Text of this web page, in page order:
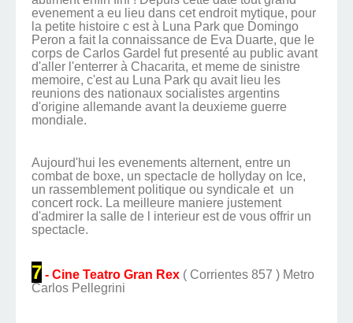
evenement a eu lieu dans cet endroit mytique, pour
la petite histoire c est à Luna Park que Domingo
Peron a fait la connaissance de Eva Duarte, que le
corps de Carlos Gardel fut presenté au public avant
d'aller l'enterrer à Chacarita, et meme de sinistre
memoire, c'est au Luna Park qu avait lieu les
reunions des nationaux socialistes argentins
d'origine allemande avant la deuxieme guerre
mondiale.
Aujourd'hui les evenements alternent, entre un
combat de boxe, un spectacle de hollyday on Ice,
un rassemblement politique ou syndicale et un
concert rock. La meilleure maniere justement
d'admirer la salle de l interieur est de vous offrir un
spectacle.
7 - Cine Teatro Gran Rex ( Corrientes 857 ) Metro
Carlos Pellegrini